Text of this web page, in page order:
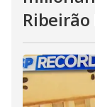
Ribeirão